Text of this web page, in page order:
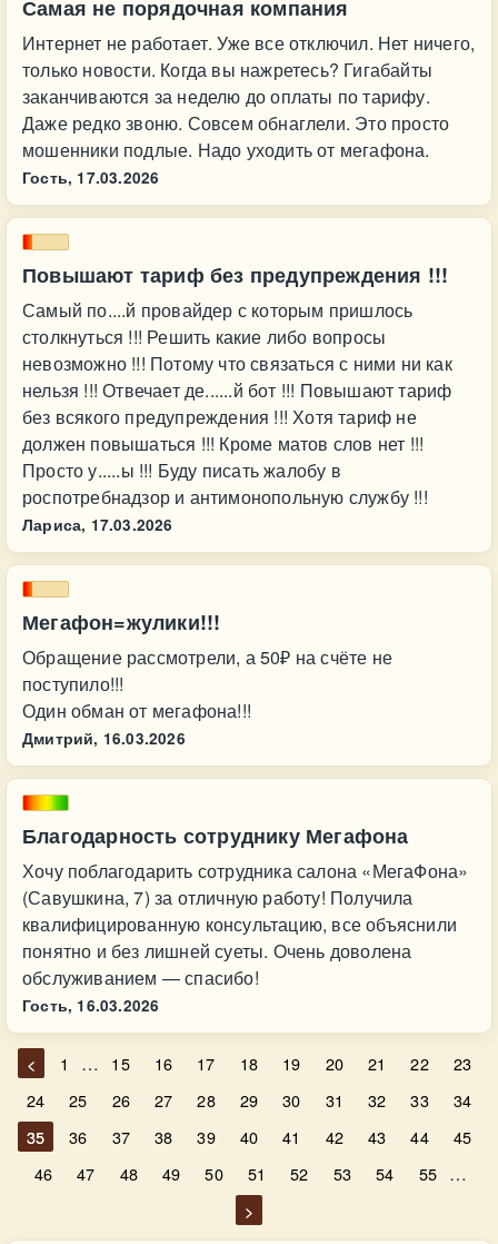
Самая не порядочная компания
Интернет не работает. Уже все отключил. Нет ничего,
только новости. Когда вы нажретесь? Гигабайты
заканчиваются за неделю до оплаты по тарифу.
Даже редко звоню. Совсем обнаглели. Это просто
мошенники подлые. Надо уходить от мегафона.
Гость, 17.03.2026
Повышают тариф без предупреждения !!!
Самый по....й провайдер с которым пришлось
столкнуться !!! Решить какие либо вопросы
невозможно !!! Потому что связаться с ними ни как
нельзя !!! Отвечает де......й бот !!! Повышают тариф
без всякого предупреждения !!! Хотя тариф не
должен повышаться !!! Кроме матов слов нет !!!
Просто у.....ы !!! Буду писать жалобу в
роспотребнадзор и антимонопольную службу !!!
Лариса, 17.03.2026
Мегафон=жулики!!!
Обращение рассмотрели, а 50₽ на счёте не
поступило!!!
Один обман от мегафона!!!
Дмитрий, 16.03.2026
Благодарность сотруднику Мегафона
Хочу поблагодарить сотрудника салона «МегаФона»
(Савушкина, 7) за отличную работу! Получила
квалифицированную консультацию, все объяснили
понятно и без лишней суеты. Очень доволена
обслуживанием — спасибо!
Гость, 16.03.2026
< 1 … 15 16 17 18 19 20 21 22
23
24
25 26 27 28 29 30 31 32 33
34
35
36 37 38 39 40 41 42 43 44
45
46
47 48 49 50 51 52 53 54 55 …
>